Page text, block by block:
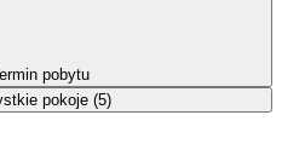
pobytu
pokoje (5)